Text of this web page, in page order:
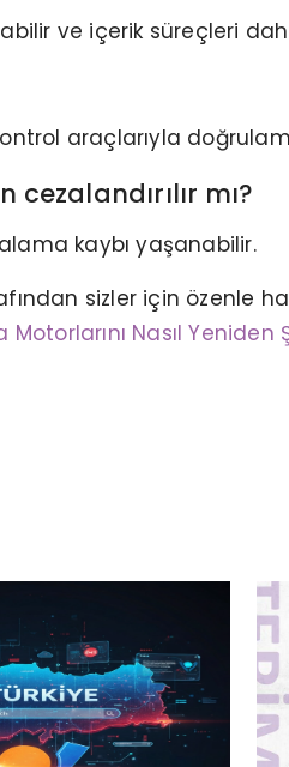
ve içerik süreçleri
araçlarıyla
mı?
kaybı yaşanabilir.
sizler için özenle
Nasıl Yeniden
ÜST
ÇIKMAK